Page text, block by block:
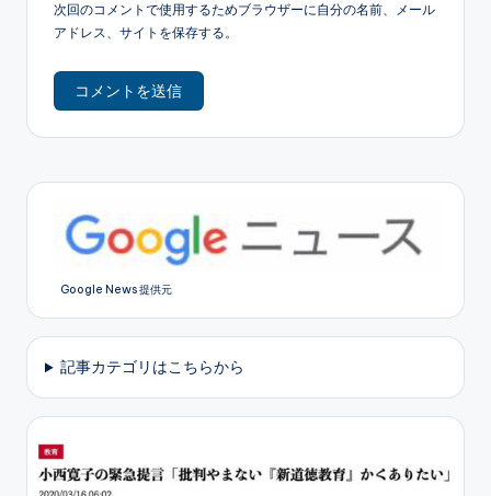
次回のコメントで使用するためブラウザーに自分の名前、メール
アドレス、サイトを保存する。
Google News 提供元
記事カテゴリはこちらから